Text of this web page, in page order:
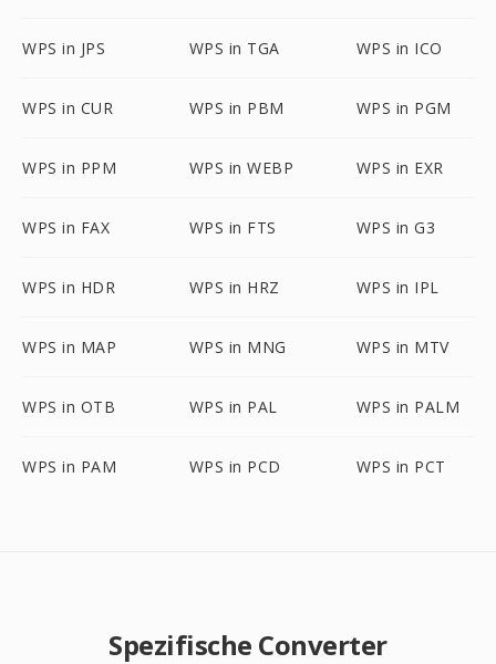
WPS in JPS WPS in TGA WPS in ICO
WPS in CUR WPS in PBM WPS in PGM
WPS in PPM WPS in WEBP WPS in EXR
WPS in FAX WPS in FTS WPS in G3
WPS in HDR WPS in HRZ WPS in IPL
WPS in MAP WPS in MNG WPS in MTV
WPS in OTB WPS in PAL WPS in PALM
WPS in PAM WPS in PCD WPS in PCT
Spezifische Converter